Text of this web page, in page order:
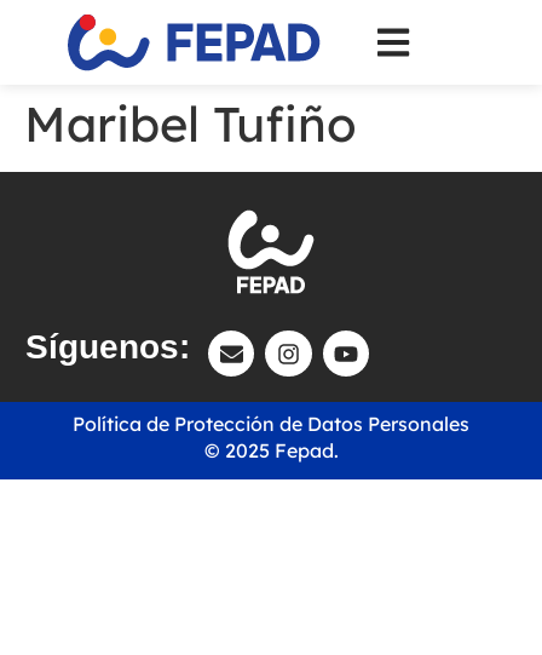
Maribel Tufiño
Síguenos:
© 2025 Fepad.
Política de Protección de Datos Personales